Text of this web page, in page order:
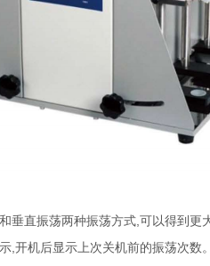
垂直振荡两种振荡方式,可以得到更
,开机后显示上次关机前的振荡次数